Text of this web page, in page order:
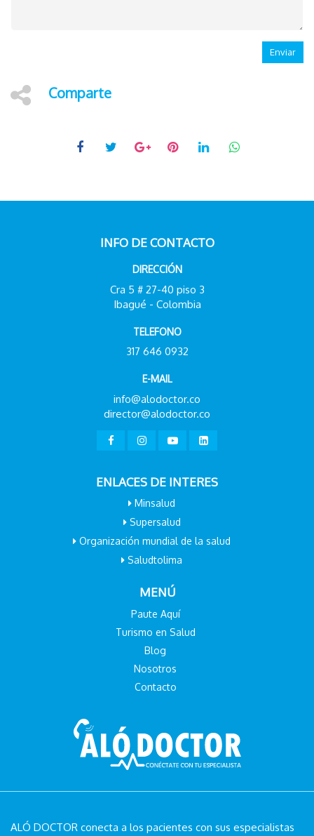
Enviar
Comparte
INFO DE CONTACTO
DIRECCIÓN
Cra 5 # 27-40 piso 3
Ibagué - Colombia
TELEFONO
317 646 0932
E-MAIL
info@alodoctor.co
director@alodoctor.co
ENLACES DE INTERES
Minsalud
Supersalud
Organización mundial de la salud
Saludtolima
MENÚ
Paute Aquí
Turismo en Salud
Blog
Nosotros
Contacto
ALÓ DOCTOR conecta a los pacientes con sus especialistas